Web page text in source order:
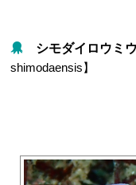
シモダイロウミ
shimodaensis】